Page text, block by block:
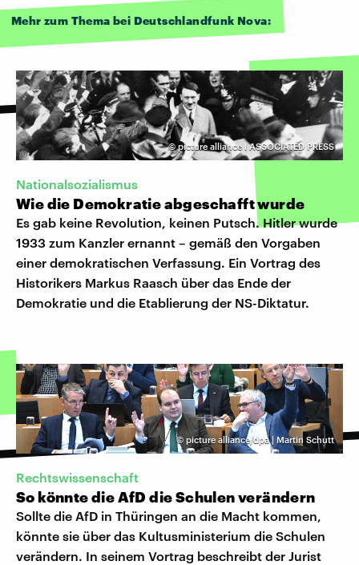
Mehr zum Thema bei Deutschlandfunk Nova:
©picture alliance I ASSOCIATED PRESS
Nationalsozialismus
Wie die Demokratie abgeschafft wurde
Es gab keine Revolution, keinen Putsch. Hitler wurde
1933 zum Kanzler ernannt – gemäß den Vorgaben
einer demokratischen Verfassung. Ein Vortrag des
Historikers Markus Raasch über das Ende der
Demokratie und die Etablierung der NS-Diktatur.
© picture alliance/dpa | Martin Schutt
Rechtswissenschaft
So könnte die AfD die Schulen verändern
Sollte die AfD in Thüringen an die Macht kommen,
könnte sie über das Kultusministerium die Schulen
verändern. In seinem Vortrag beschreibt der Jurist